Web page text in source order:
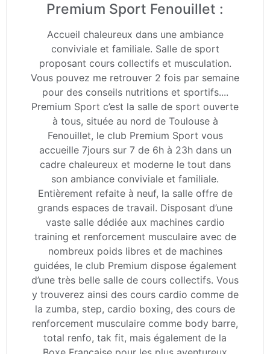
Premium Sport Fenouillet :
Accueil chaleureux dans une ambiance
conviviale et familiale. Salle de sport
proposant cours collectifs et musculation.
Vous pouvez me retrouver 2 fois par semaine
pour des conseils nutritions et sportifs....
Premium Sport c’est la salle de sport ouverte
à tous, située au nord de Toulouse à
Fenouillet, le club Premium Sport vous
accueille 7jours sur 7 de 6h à 23h dans un
cadre chaleureux et moderne le tout dans
son ambiance conviviale et familiale.
Entièrement refaite à neuf, la salle offre de
grands espaces de travail. Disposant d’une
vaste salle dédiée aux machines cardio
training et renforcement musculaire avec de
nombreux poids libres et de machines
guidées, le club Premium dispose également
d’une très belle salle de cours collectifs. Vous
y trouverez ainsi des cours cardio comme de
la zumba, step, cardio boxing, des cours de
renforcement musculaire comme body barre,
total renfo, tak fit, mais également de la